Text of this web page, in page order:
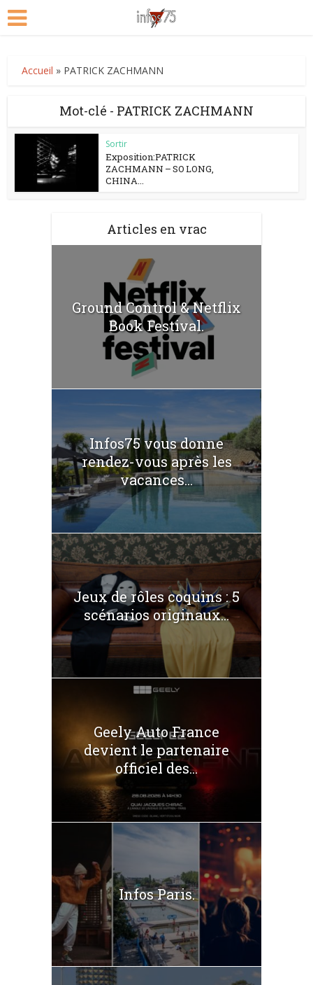
Accueil » PATRICK ZACHMANN
Mot-clé - PATRICK ZACHMANN
Sortir
Exposition:PATRICK
ZACHMANN – SO LONG,
CHINA...
Articles en vrac
Ground Control & Netflix
Book Festival.
Infos75 vous donne
rendez-vous après les
vacances...
Jeux de rôles coquins : 5
scénarios originaux...
Geely Auto France
devient le partenaire
officiel des...
Infos Paris.